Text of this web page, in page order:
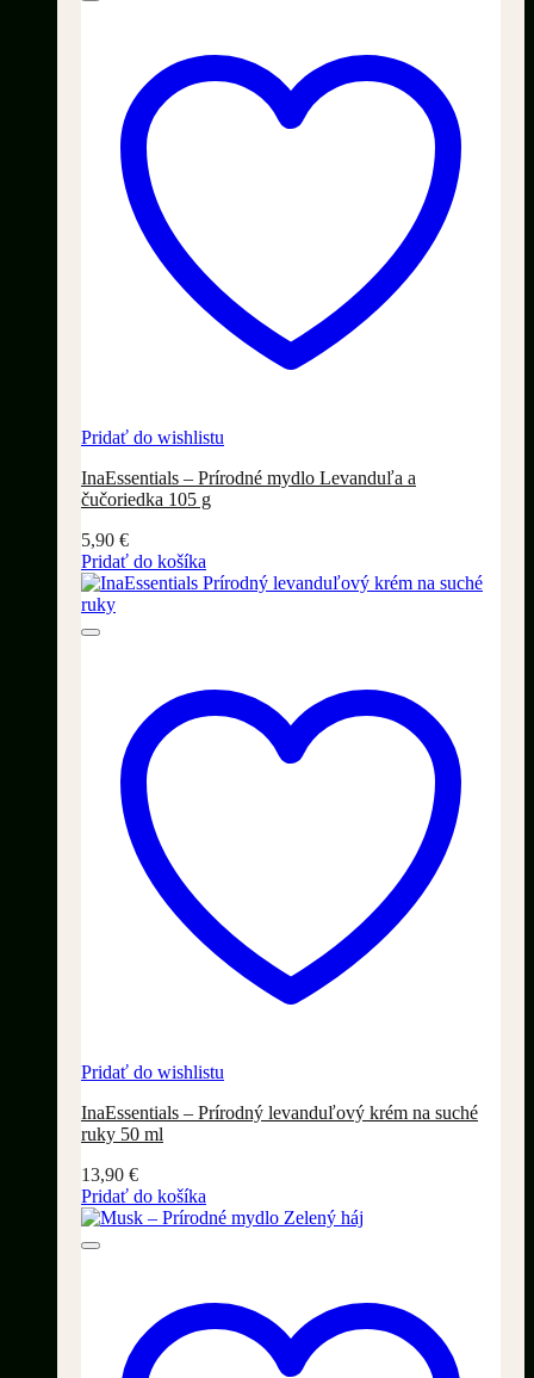
Pridať do wishlistu
InaEssentials – Prírodné mydlo Levanduľa a
čučoriedka 105 g
5,90 €
Pridať do košíka
Pridať do wishlistu
InaEssentials – Prírodný levanduľový krém na suché
ruky 50 ml
13,90 €
Pridať do košíka